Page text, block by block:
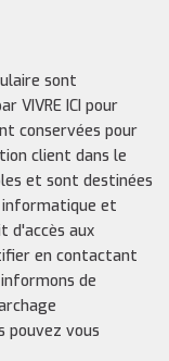
sont
VIVRE ICI pour
conservées pour
client dans le
et sont destinées
informatique et
d'accès aux
en contactant
informons de
pouvez vous